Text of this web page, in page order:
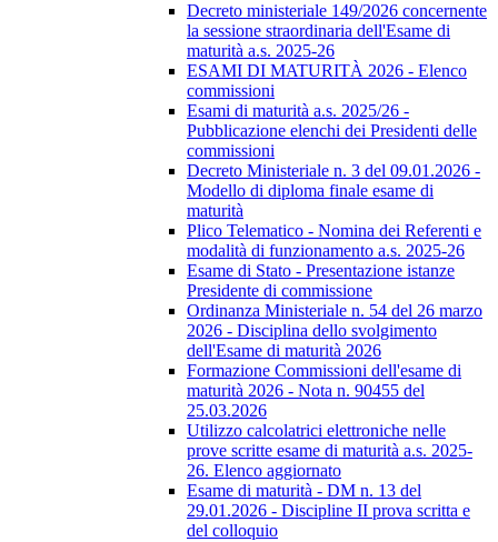
Decreto ministeriale 149/2026 concernente
la sessione straordinaria dell'Esame di
maturità a.s. 2025-26
ESAMI DI MATURITÀ 2026 - Elenco
commissioni
Esami di maturità a.s. 2025/26 -
Pubblicazione elenchi dei Presidenti delle
commissioni
Decreto Ministeriale n. 3 del 09.01.2026 -
Modello di diploma finale esame di
maturità
Plico Telematico - Nomina dei Referenti e
modalità di funzionamento a.s. 2025-26
Esame di Stato - Presentazione istanze
Presidente di commissione
Ordinanza Ministeriale n. 54 del 26 marzo
2026 - Disciplina dello svolgimento
dell'Esame di maturità 2026
Formazione Commissioni dell'esame di
maturità 2026 - Nota n. 90455 del
25.03.2026
Utilizzo calcolatrici elettroniche nelle
prove scritte esame di maturità a.s. 2025-
26. Elenco aggiornato
Esame di maturità - DM n. 13 del
29.01.2026 - Discipline II prova scritta e
del colloquio